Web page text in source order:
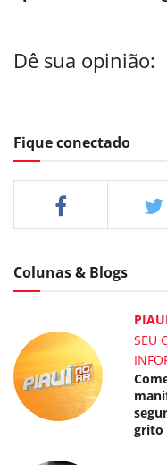
Dê sua opinião:
Fique conectado
Colunas & Blogs
SEU
grito